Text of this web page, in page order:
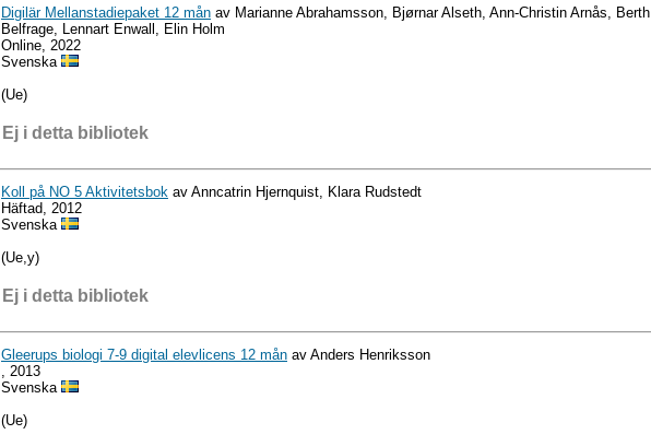
Digilär Mellanstadiepaket 12 mån av Marianne Abrahamsson, Bjørnar Alseth, Ann-Christin Arnås, Berth
Belfrage, Lennart Enwall, Elin Holm
Online, 2022
Svenska
(Ue)
Ej i detta bibliotek
Koll på NO 5 Aktivitetsbok av Anncatrin Hjernquist, Klara Rudstedt
Häftad, 2012
Svenska
(Ue,y)
Ej i detta bibliotek
Gleerups biologi 7-9 digital elevlicens 12 mån av Anders Henriksson
, 2013
Svenska
(Ue)